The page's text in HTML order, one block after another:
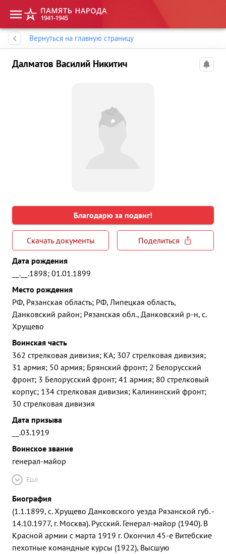
Вернуться на главную страницу
Далматов Василий Никитич
Благодарю за подвиг!
Скачать документы
Поделиться
Дата рождения
__.__.1898; 01.01.1899
Место рождения
РФ, Рязанская область; РФ, Липецкая область,
Данковский район; Рязанская обл., Данковский р-н, с.
Хрущево
Воинская часть
362 стрелковая дивизия; КА; 307 стрелковая дивизия;
31 армия; 50 армия; Брянский фронт; 2 Белорусский
фронт; 3 Белорусский фронт; 41 армия; 80 стрелковый
корпус; 134 стрелковая дивизия; Калининский фронт;
30 стрелковая дивизия
Дата призыва
__.03.1919
Воинское звание
генерал-майор
Ещё
Биография
(1.1.1899, с. Хрущево Данковского уезда Рязанской губ. -
14.10.1977, г. Москва). Русский. Генерал-майор (1940). В
Красной армии с марта 1919 г. Окончил 45-е Витебские
пехотные командные курсы (1922), Высшую
Память народа